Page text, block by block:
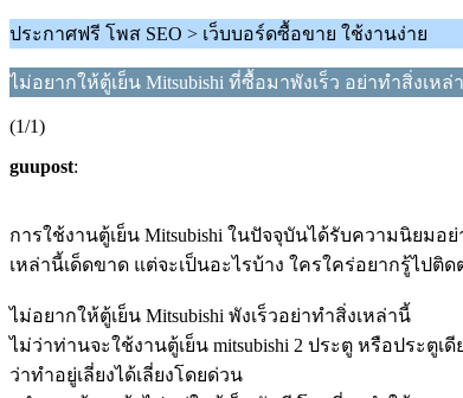
ประกาศฟรี โพส SEO > เว็บบอร์ดซื้อขาย ใช้งานง่าย
ไม่อยากให้ตู้เย็น Mitsubishi ที่ซื้อมาพังเร็ว อย่าทำสิ่งเหล่
(1/1)
guupost:
การใช้งานตู้เย็น Mitsubishi ในปัจจุบันได้รับความนิยม
เหล่านี้เด็ดขาด แต่จะเป็นอะไรบ้าง ใครใคร่อยากรู้ไปติ
ไม่อยากให้ตู้เย็น Mitsubishi พังเร็วอย่าทำสิ่งเหล่านี้
ไม่ว่าท่านจะใช้งานตู้เย็น mitsubishi 2 ประตู หรือประตู
ว่าทำอยู่เลี่ยงได้เลี่ยงโดยด่วน